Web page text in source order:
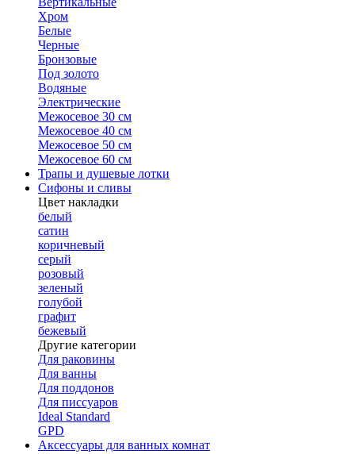
Хром
Белые
Черные
Бронзовые
Под золото
Водяные
Электрические
Межосевое 30 см
Межосевое 40 см
Межосевое 50 см
Межосевое 60 см
Трапы и душевые лотки
Сифоны и сливы
Цвет накладки
белый
сатин
коричневый
серый
розовый
зеленый
голубой
графит
бежевый
Другие категории
Для раковины
Для ванны
Для поддонов
Для писсуаров
Ideal Standard
GPD
Аксессуары для ванных комнат